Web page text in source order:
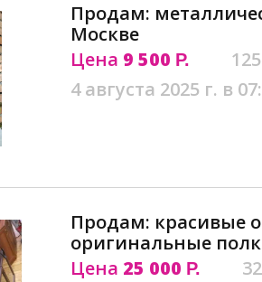
Продам:
Москве
Цена 9 500 Р.
4 августа 2025 г. в
Продам: красивые
оригинальные
Цена 25 000 Р.